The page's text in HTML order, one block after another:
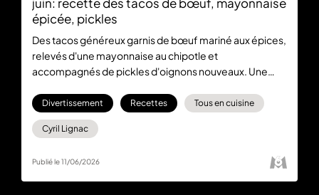
épicée, pickles
Des tacos généreux garnis de bœuf mariné aux épices,
relevés d'une mayonnaise au chipotle et
accompagnés de pickles d'oignons nouveaux. Une
juin, à retrouver du lundi au vendredi à 18:30 en direct
sur M6 et M6+
Divertissement Recettes Tous en cuisine
Cyril Lignac
Publié le 11/06/2026